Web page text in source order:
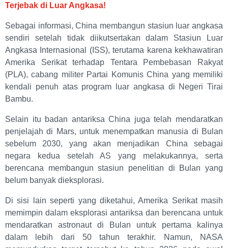
Terjebak di Luar Angkasa!
Sebagai informasi, China membangun stasiun luar angkasa
sendiri setelah tidak diikutsertakan dalam Stasiun Luar
Angkasa Internasional (ISS), terutama karena kekhawatiran
Amerika Serikat terhadap Tentara Pembebasan Rakyat
(PLA), cabang militer Partai Komunis China yang memiliki
kendali penuh atas program luar angkasa di Negeri Tirai
Bambu.
Selain itu badan antariksa China juga telah mendaratkan
penjelajah di Mars, untuk menempatkan manusia di Bulan
sebelum 2030, yang akan menjadikan China sebagai
negara kedua setelah AS yang melakukannya, serta
berencana membangun stasiun penelitian di Bulan yang
belum banyak dieksplorasi.
Di sisi lain seperti yang diketahui, Amerika Serikat masih
memimpin dalam eksplorasi antariksa dan berencana untuk
mendaratkan astronaut di Bulan untuk pertama kalinya
dalam lebih dari 50 tahun terakhir. Namun, NASA